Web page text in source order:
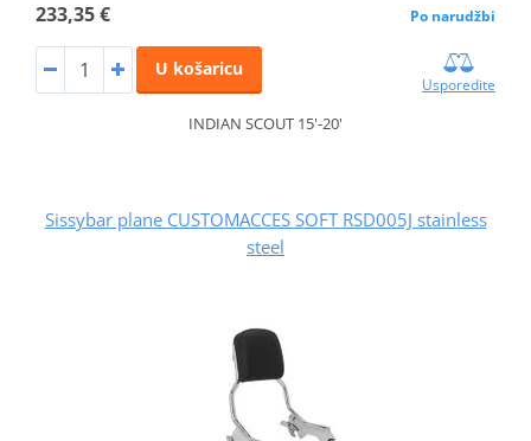
233,35 € Po narudžbi
U košaricu
Usporedite
INDIAN SCOUT 15'-20'
Sissybar plane CUSTOMACCES SOFT RSD005J stainless
steel